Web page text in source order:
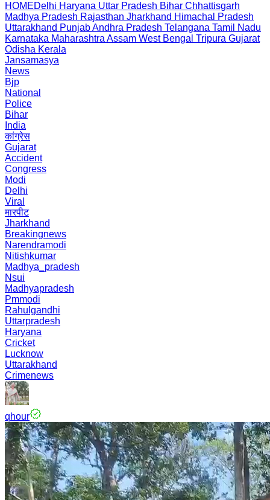
HOMEDelhi Haryana Uttar Pradesh Bihar Chhattisgarh
Madhya Pradesh Rajasthan Jharkhand Himachal Pradesh
Uttarakhand PunjabAndhra Pradesh Telangana Tamil Nadu
Karnataka Maharashtra Assam West Bengal Tripura Gujarat
Odisha Kerala
Jansamasya
News
Bjp
National
Police
Bihar
India
कांग्रेस
Gujarat
Accident
Congress
Modi
Delhi
Viral
मारपीट
Jharkhand
Breakingnews
Narendramodi
Nitishkumar
Madhya_pradesh
Nsui
Madhyapradesh
Pmmodi
Rahulgandhi
Uttarpradesh
Haryana
Cricket
Lucknow
Uttarakhand
Crimenews
qhour